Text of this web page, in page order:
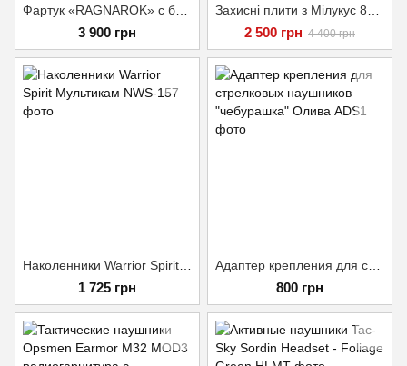
3 900 грн 2 500 грн 4 400 грн
1 725 грн 800 грн